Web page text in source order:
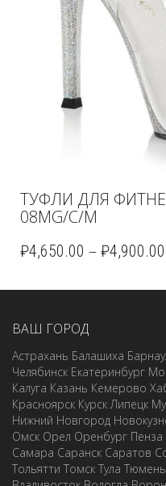
ТУФЛИ ДЛЯ
08MG/C/M
₽4,650.00 – ₽4,900.00
ВАШ ГОРОД
Астрахань Балашиха
Челябинск Екатеринбург
Калуга Казань Кемерово
Красноярск Курск Липецк
Нижний Новгород
Омск Орел Оренбург Пенза
Самара Саранск Саратов
Тольятти Томск Тула Тюмень